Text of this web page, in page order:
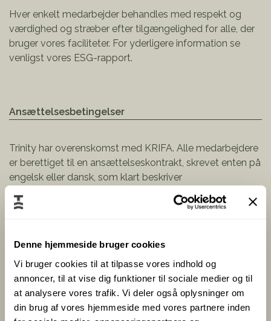
Denne hjemmeside bruger cookies
Vi bruger cookies til at tilpasse vores indhold og
annoncer, til at vise dig funktioner til sociale medier og til
at analysere vores trafik. Vi deler også oplysninger om
din brug af vores hjemmeside med vores partnere inden
Hver enkelt medarbejder behandles med respekt og
værdighed og stræber efter tilgængelighed for alle, der
bruger vores faciliteter. For yderligere information se
venligst vores ESG-rapport.
Ansættelsesbetingelser
Trinity har overenskomst med KRIFA. Alle medarbejdere
er berettiget til en ansættelseskontrakt, skrevet enten på
engelsk eller dansk, som klart beskriver
foreningsfrihed og kollektive forhandlinger skal
eller trues med fysisk eller psykisk afstraffelse eller
fysisk, seksuelt verbalt misbrug eller overgreb.
Sundhed & Sikkerhed